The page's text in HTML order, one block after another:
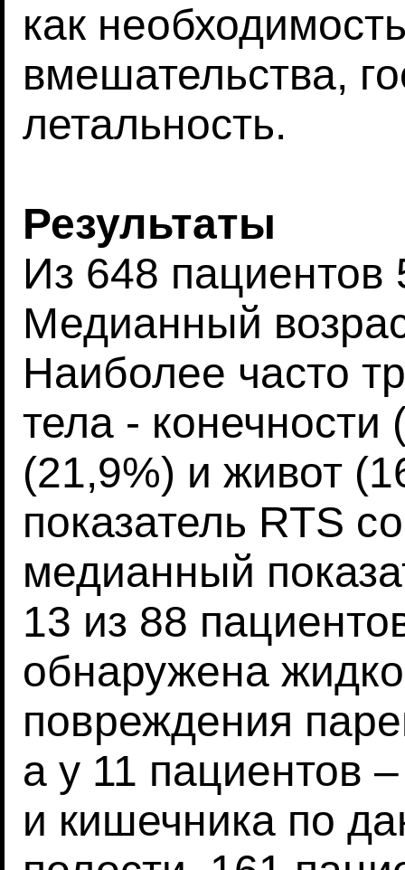
как
вмешательства,
летальность.
Результаты
Из 648
Медианный
Наиболее часто
тела - конечности
(21,9%) и живот
показатель RTS
медианный
13 из 88
обнаружена
повреждения
а у 11 пациентов
и кишечника по